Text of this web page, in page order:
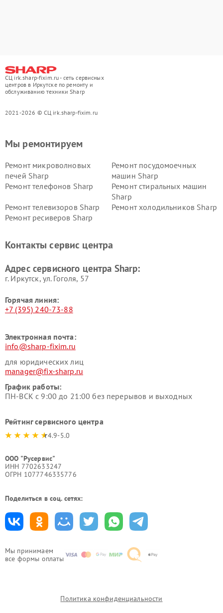
СЦ irk.sharp-fixim.ru - сеть сервисных
центров в Иркутске по ремонту и
обслуживанию техники Sharp
2021-2026 © СЦ irk.sharp-fixim.ru
Мы принимаем
все формы оплаты
Мы ремонтируем
Ремонт микроволновых
печей Sharp
Ремонт посудомоечных
машин Sharp
Ремонт телефонов Sharp
Ремонт стиральных машин
Sharp
Ремонт телевизоров Sharp
Ремонт холодильников Sharp
Ремонт ресиверов Sharp
Контакты сервис центра
Адрес сервисного центра Sharp:
г. Иркутск, ул. ​Гоголя, 57
Горячая линия:
+7 (395) 240-73-88
Электронная почта:
info@sharp-fixim.ru
для юридических лиц
manager@fix-sharp.ru
График работы:
ПН-ВСК с 9:00 до 21:00 без перерывов и выходных
Рейтинг сервисного центра
4.9-5.0
ООО "Русервис"
ИНН 7702633247
ОГРН 1077746335776
Поделиться в соц. сетях:
Политика конфиденциальности